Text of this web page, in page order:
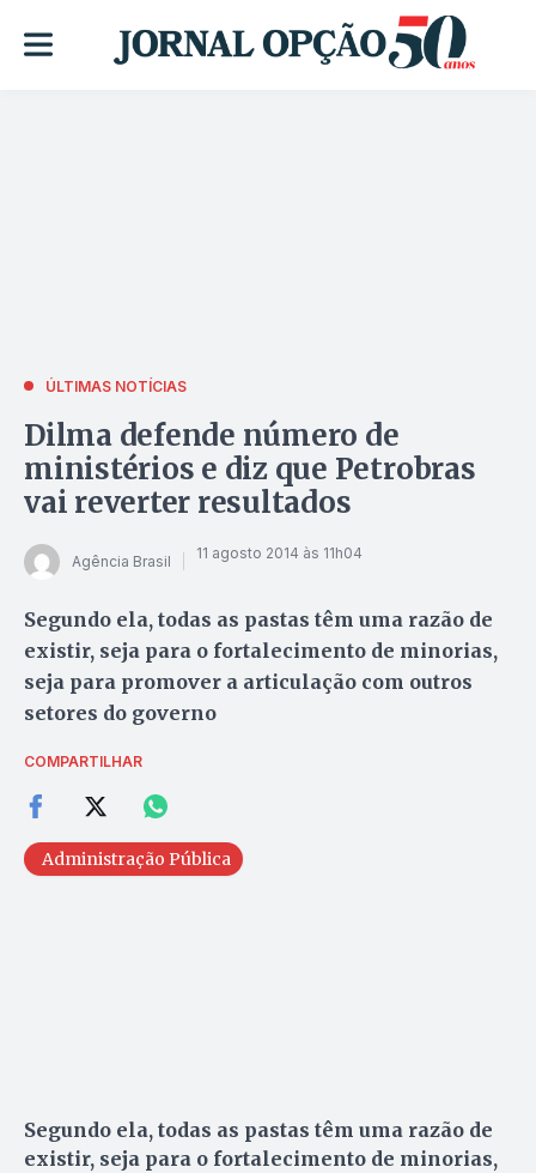
ÚLTIMAS NOTÍCIAS
Dilma defende número de
ministérios e diz que Petrobras
vai reverter resultados
Agência Brasil 11 agosto 2014 às 11h04
Segundo ela, todas as pastas têm uma razão de
existir, seja para o fortalecimento de minorias,
seja para promover a articulação com outros
setores do governo
COMPARTILHAR
Administração Pública
Segundo ela, todas as pastas têm uma razão de
existir, seja para o fortalecimento de minorias,